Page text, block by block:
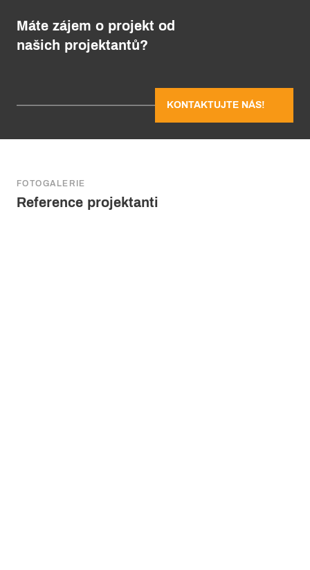
Máte zájem o projekt od
našich projektantů?
KONTAKTUJTE NÁS!
FOTOGALERIE
Reference projektanti